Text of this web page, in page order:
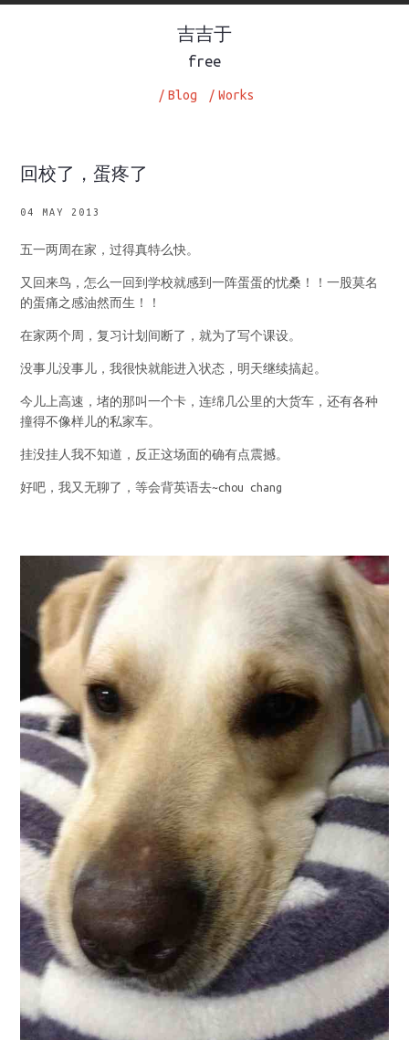
吉吉于
free
Blog
/ Works
/
回校了，蛋疼了
04 MAY 2013
五一两周在家，过得真特么快。
又回来鸟，怎么一回到学校就感到一阵蛋蛋的忧桑！！一股莫名
的蛋痛之感油然而生！！
在家两个周，复习计划间断了，就为了写个课设。
没事儿没事儿，我很快就能进入状态，明天继续搞起。
今儿上高速，堵的那叫一个卡，连绵几公里的大货车，还有各种
撞得不像样儿的私家车。
挂没挂人我不知道，反正这场面的确有点震撼。
好吧，我又无聊了，等会背英语去~chou chang